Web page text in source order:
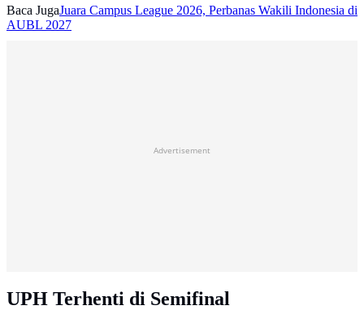
Baca JugaJuara Campus League 2026, Perbanas Wakili Indonesia di
AUBL 2027
Advertisement
UPH Terhenti di Semifinal